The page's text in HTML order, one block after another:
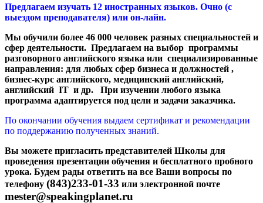
Предлагаем изучать 12 иностранных языков. Очно (с
выездом преподавателя) или он-лайн.
Мы обучили более 46 000 человек разных специальностей и
сфер деятельности. Предлагаем на выбор программы
разговорного английского языка или специализированные
направления: для любых сфер бизнеса и должностей ,
бизнес-курс английского, медицинский английский,
английский IT и др. При изучении любого языка
программа адаптируется под цели и задачи заказчика.
По окончании обучения выдаем сертификат и рекомендации
по поддержанию полученных знаний.
Вы можете пригласить представителей Школы для
проведения презентации обучения и бесплатного пробного
урока. Будем рады ответить на все Ваши вопросы по
телефону (843)233-01-33 или электронной почте
mester@speakingplanet.ru